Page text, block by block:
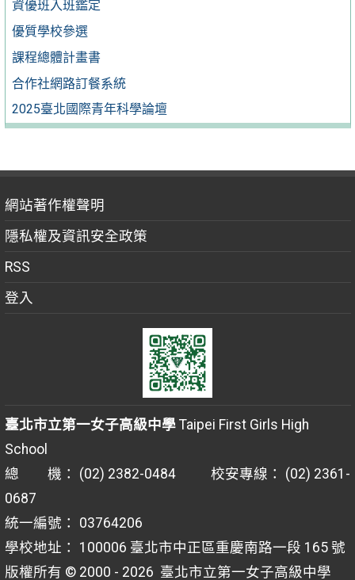
資優班入班鑑定
優質學校參選
課程總體計畫書
合作社網路訂餐系統
2025臺北國際青年科學論壇
網站著作權聲明
隱私權及資訊安全政策
RSS
登入
臺北市立第一女子高級中學Taipei First Girls High
School
總 機： (02) 2382-0484 校安專線： (02) 2361-
0687
統一編號： 03764206
學校地址： 100006 臺北市中正區重慶南路一段 165 號
版權所有 © 2000 - 2026 臺北市立第一女子高級中學